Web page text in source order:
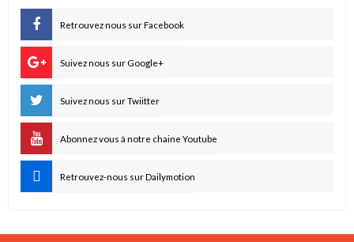
Retrouvez nous sur Facebook
Suivez nous sur Google+
Suivez nous sur Twiitter
Abonnez vous à notre chaine Youtube
Retrouvez-nous sur Dailymotion